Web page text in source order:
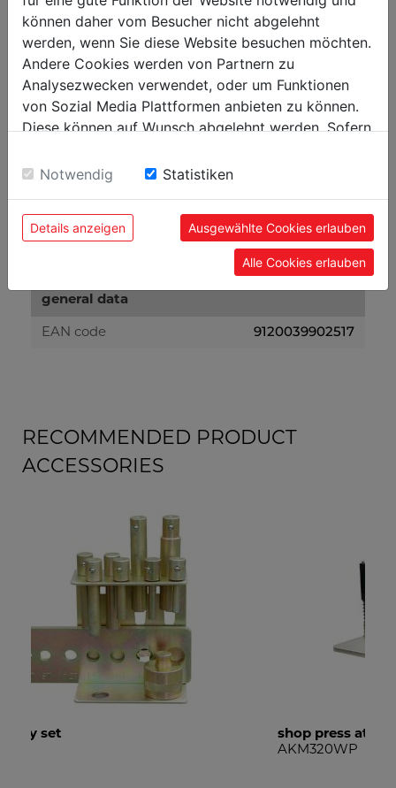
weight
net weight in kg
gross weight in kg
packaging height in mm
packaging width in mm 420
1.150
general data
EAN code 9120039902517
RECOMMENDED PRODUCT
ACCESSORIES
shop press attachment
können daher vom Besucher nicht abgelehnt
werden, wenn Sie diese Website besuchen möchten.
Andere Cookies werden von Partnern zu
Analysezwecken verwendet, oder um Funktionen
von Sozial Media Plattformen anbieten zu können.
Diese können auf Wunsch abgelehnt werden. Sofern
Einwilligung zu unseren Cookies.
Notwendig Statistiken
Details anzeigen Ausgewählte Cookies erlauben
Alle Cookies erlauben